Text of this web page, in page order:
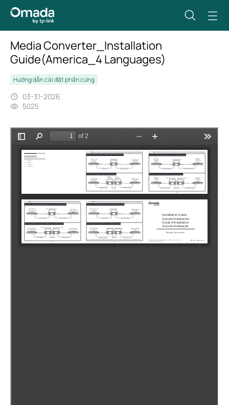
Media Converter_Installation
Guide(America_4 Languages)
Hướng dẫn cài đặt phần cứng
03-31-2026
5025